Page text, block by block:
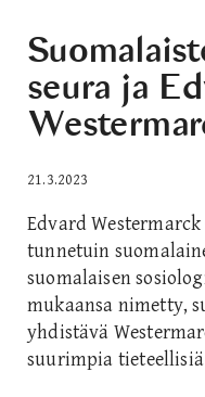
seura ja
21.3.2023
Edvard Westermarck
tunnetuin
suomalaisen
mukaansa nimetty,
yhdistävä
suurimpia tieteellisiä